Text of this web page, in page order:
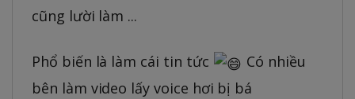
cũng lười làm ...
Phổ biến là làm cái tin tức
Có nhiều
bên làm video lấy voice hơi bị bá